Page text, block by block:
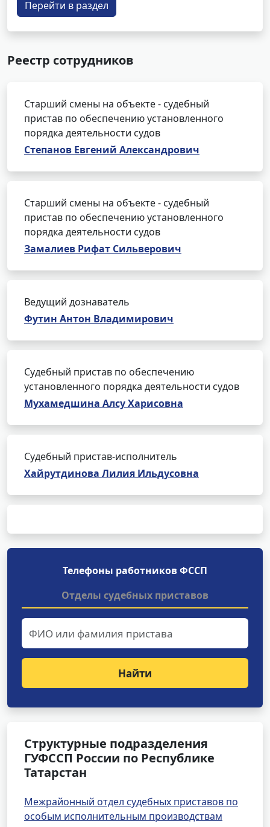
Перейти в раздел
Реестр сотрудников
Старший смены на объекте - судебный
пристав по обеспечению установленного
порядка деятельности судов
Степанов Евгений Александрович
Старший смены на объекте - судебный
пристав по обеспечению установленного
порядка деятельности судов
Замалиев Рифат Сильверович
Ведущий дознаватель
Футин Антон Владимирович
Судебный пристав по обеспечению
установленного порядка деятельности судов
Мухамедшина Алсу Харисовна
Судебный пристав-исполнитель
Хайрутдинова Лилия Ильдусовна
Телефоны работников ФССП
Отделы судебных приставов
Найти
Структурные подразделения
ГУФССП России по Республике
Татарстан
Межрайонный отдел судебных приставов по
особым исполнительным производствам